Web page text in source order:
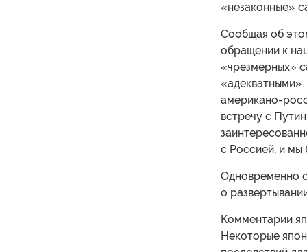
«незаконные»
Сообщая об
обращении к
«чрезмерных»
американо-
встречу с
с Россией, и мы
Одновременно
о
Комментарии
Некоторые